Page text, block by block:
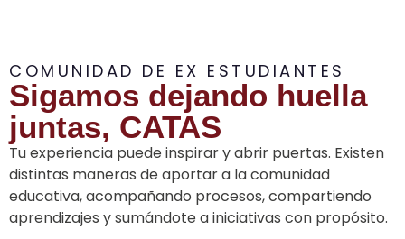
COMUNIDAD DE EX ESTUDIANTES
Sigamos dejando huella
juntas, CATAS
Tu experiencia puede inspirar y abrir puertas. Existen
distintas maneras de aportar a la comunidad
educativa, acompañando procesos, compartiendo
aprendizajes y sumándote a iniciativas con propósito.